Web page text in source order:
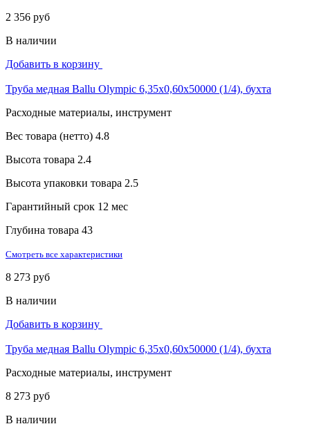
2 356 руб
В наличии
Добавить в корзину
Труба медная Ballu Olympic 6,35х0,60х50000 (1/4), бухта
Расходные материалы, инструмент
Вес товара (нетто) 4.8
Высота товара 2.4
Высота упаковки товара 2.5
Гарантийный срок 12 мес
Глубина товара 43
Смотреть все характеристики
8 273 руб
В наличии
Добавить в корзину
Труба медная Ballu Olympic 6,35х0,60х50000 (1/4), бухта
Расходные материалы, инструмент
8 273 руб
В наличии